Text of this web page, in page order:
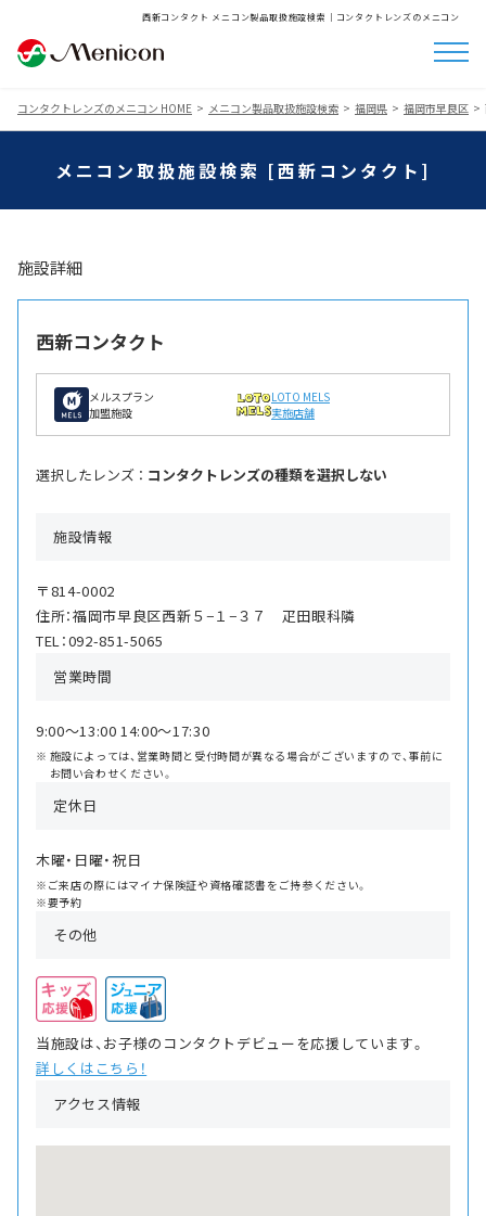
西新コンタクト メニコン製品取扱施設検索│コンタクトレンズのメニコン
コンタクトレンズのメニコン HOME メニコン製品取扱施設検索 福岡県 福岡市早良区
メニコン取扱施設検索 [西新コンタクト]
施設詳細
西新コンタクト
メルスプラン
加盟施設
LOTO MELS
実施店舗
選択したレンズ ： コンタクトレンズの種類を選択しない
施設情報
〒814-0002
住所：福岡市早良区西新５−１−３７ 疋田眼科隣
TEL：092-851-5065
営業時間
9:00〜13:00 14:00〜17:30
施設によっては、営業時間と受付時間が異なる場合がございますので、事前に
お問い合わせください。
定休日
木曜・日曜・祝日
※ご来店の際にはマイナ保険証や資格確認書をご持参ください。
※要予約
その他
当施設は、お子様のコンタクトデビューを応援しています。
詳しくはこちら！
アクセス情報